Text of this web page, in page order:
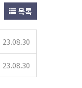
목록
23.08.30
23.08.30